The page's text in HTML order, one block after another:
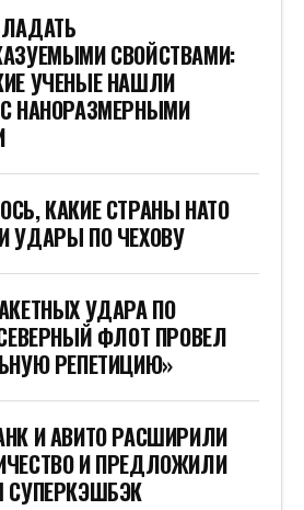
СВОЙСТВАМИ:
УЧЕНЫЕ НАШЛИ
НАНОРАЗМЕРНЫМИ
КАКИЕ СТРАНЫ НАТО
УДАРЫ ПО ЧЕХОВУ
УДАРА ПО
ФЛОТ ПРОВЕЛ
РЕПЕТИЦИЮ»
И АВИТО РАСШИРИЛИ
И ПРЕДЛОЖИЛИ
СУПЕРКЭШБЭК